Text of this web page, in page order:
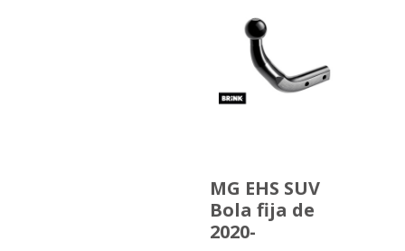
MG EHS SUV
Bola fija de
2020-